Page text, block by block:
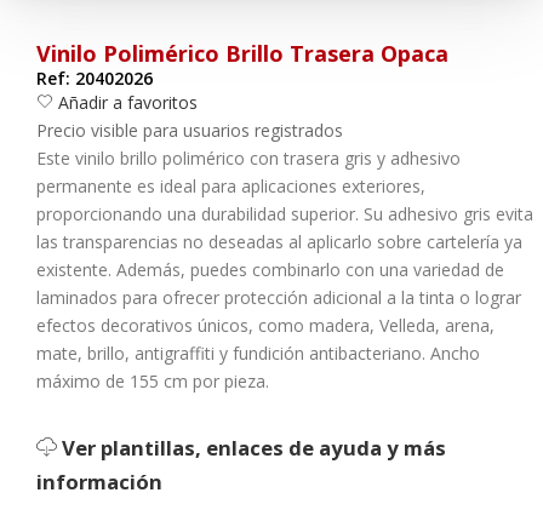
Vinilo Polimérico Brillo Trasera Opaca
Ref: 20402026
Añadir a favoritos
Precio visible para usuarios registrados
Este vinilo brillo polimérico con trasera gris y adhesivo
permanente es ideal para aplicaciones exteriores,
proporcionando una durabilidad superior. Su adhesivo gris evita
las transparencias no deseadas al aplicarlo sobre cartelería ya
existente. Además, puedes combinarlo con una variedad de
laminados para ofrecer protección adicional a la tinta o lograr
efectos decorativos únicos, como madera, Velleda, arena,
mate, brillo, antigraffiti y fundición antibacteriano. Ancho
máximo de 155 cm por pieza.
Ver plantillas, enlaces de ayuda y más
información